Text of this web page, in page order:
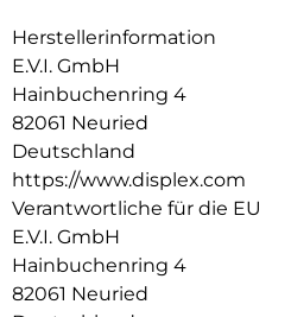
sondern das gesamte Gehäuse
umlaufende Dichtung sorgt für
die Uhr effektiv vor Wasser und
sportliche Aktivitäten, Outdoor-
Gebrauch.
Eine High-Tech-Anti-Fingerprint-
Fingerabdrücke und erleichtert
reaktionsschnelle Touch- und
erhalten bleibt. Die Uhr lässt sich
ohne den Schutz entfernen zu
Technologie ist die Montage
Herstellerinformation
E.V.I. GmbH
Hainbuchenring 4
82061 Neuried
Deutschland
https://www.displex.com
Verantwortliche für die EU
E.V.I. GmbH
Hainbuchenring 4
82061 Neuried